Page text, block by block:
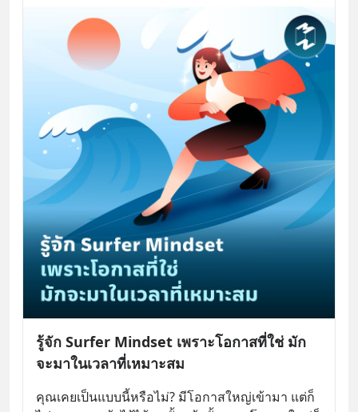
รู้จัก Surfer Mindset เพราะโอกาสที่ใช่ มัก
จะมาในเวลาที่เหมาะสม
คุณเคยเป็นแบบนี้หรือไม่? มีโอกาสใหญ่เข้ามา แต่ก็